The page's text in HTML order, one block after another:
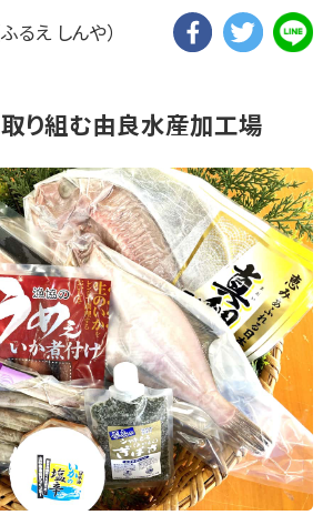
るえ しんや）
取り組む由良水産加工場